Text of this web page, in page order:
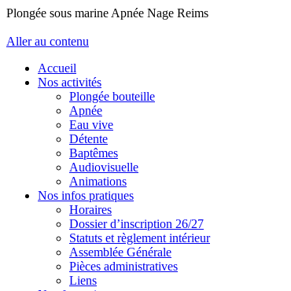
Plongée sous marine Apnée Nage Reims
Aller au contenu
Accueil
Nos activités
Plongée bouteille
Apnée
Eau vive
Détente
Baptêmes
Audiovisuelle
Animations
Nos infos pratiques
Horaires
Dossier d’inscription 26/27
Statuts et règlement intérieur
Assemblée Générale
Pièces administratives
Liens